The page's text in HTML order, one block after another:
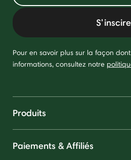
S'inscire
Pour en savoir plus sur la façon
informations, consultez notre
Produits
Paiements & Affiliés